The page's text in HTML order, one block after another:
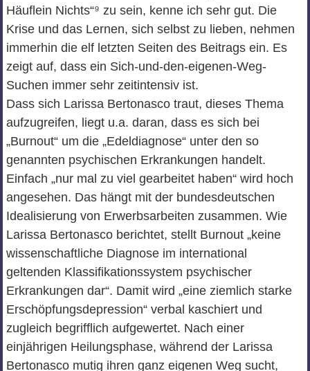
Häuflein Nichts“⁹ zu sein, kenne ich sehr gut. Die
Krise und das Lernen, sich selbst zu lieben, nehmen
immerhin die elf letzten Seiten des Beitrags ein. Es
zeigt auf, dass ein Sich-und-den-eigenen-Weg-
Suchen immer sehr zeitintensiv ist.
Dass sich Larissa Bertonasco traut, dieses Thema
aufzugreifen, liegt u.a. daran, dass es sich bei
„Burnout“ um die „Edeldiagnose“ unter den so
genannten psychischen Erkrankungen handelt.
Einfach „nur mal zu viel gearbeitet haben“ wird hoch
angesehen. Das hängt mit der bundesdeutschen
Idealisierung von Erwerbsarbeiten zusammen. Wie
Larissa Bertonasco berichtet, stellt Burnout „keine
wissenschaftliche Diagnose im international
geltenden Klassifikationssystem psychischer
Erkrankungen dar“. Damit wird „eine ziemlich starke
Erschöpfungsdepression“ verbal kaschiert und
zugleich begrifflich aufgewertet. Nach einer
einjährigen Heilungsphase, während der Larissa
Bertonasco mutig ihren ganz eigenen Weg sucht,